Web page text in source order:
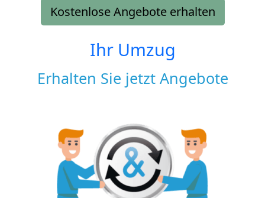
Kostenlose Angebote erhalten
Ihr Umzug
Erhalten Sie jetzt Angebote